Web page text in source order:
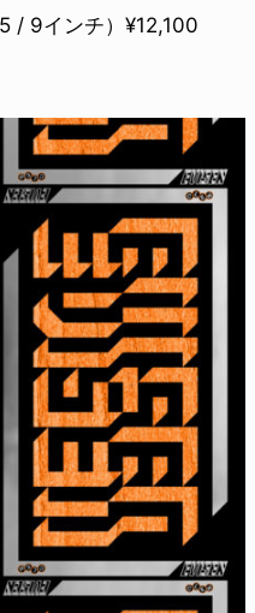
/ 9インチ）¥12,100